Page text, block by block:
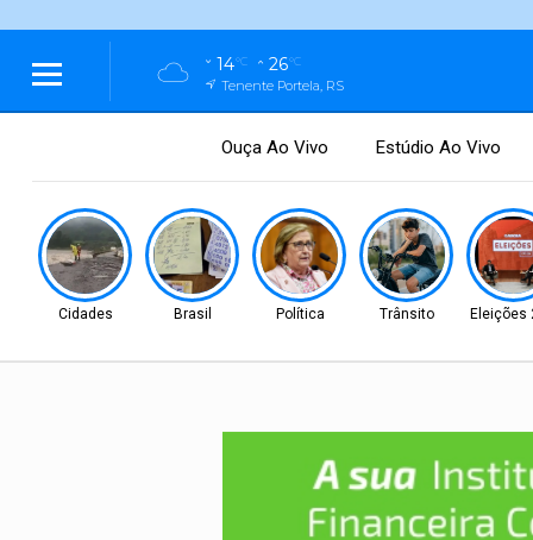
14°C 26°C
Tenente Portela, RS
Ouça Ao Vivo Estúdio Ao Vivo
Cidades Brasil Política Trânsito Eleições